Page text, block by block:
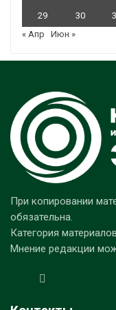
29 30
« Апр
Июн »
При копировании
обязательна.
Категория
Мнение редакции